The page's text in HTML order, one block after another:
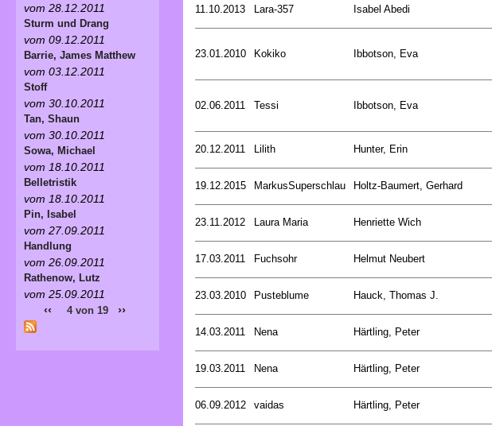
11.10.2013 Lara-357 Isabel Abedi
23.01.2010 Kokiko Ibbotson, Eva
02.06.2011 Tessi Ibbotson, Eva
20.12.2011 Lilith Hunter, Erin
19.12.2015 MarkusSuperschlau Holtz-Baumert, Gerhard
23.11.2012 Laura Maria Henriette Wich
17.03.2011 Fuchsohr Helmut Neubert
23.03.2010 Pusteblume Hauck, Thomas J.
14.03.2011 Nena Härtling, Peter
19.03.2011 Nena Härtling, Peter
06.09.2012 vaidas Härtling, Peter
vom 28.12.2011
Sturm und Drang
vom 09.12.2011
Barrie, James Matthew
vom 03.12.2011
Stoff
vom 30.10.2011
Tan, Shaun
vom 30.10.2011
Sowa, Michael
vom 18.10.2011
Belletristik
vom 18.10.2011
Pin, Isabel
vom 27.09.2011
Handlung
vom 26.09.2011
Rathenow, Lutz
vom 25.09.2011
‹‹ 4 von 19 ››